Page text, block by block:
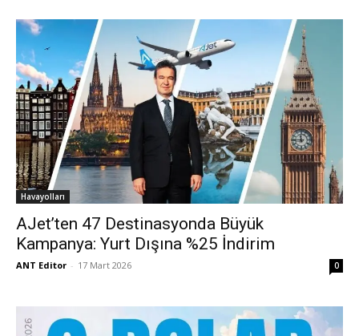
Havayolları
AJet’ten 47 Destinasyonda Büyük
Kampanya: Yurt Dışına %25 İndirim
ANT Editor - 17 Mart 2026 0